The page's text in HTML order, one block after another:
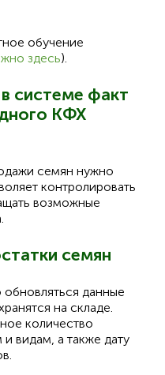
обучение
здесь).
системе факт
КФХ
семян нужно
контролировать
возможные
семян
данные
на складе.
количество
видам, а также дату